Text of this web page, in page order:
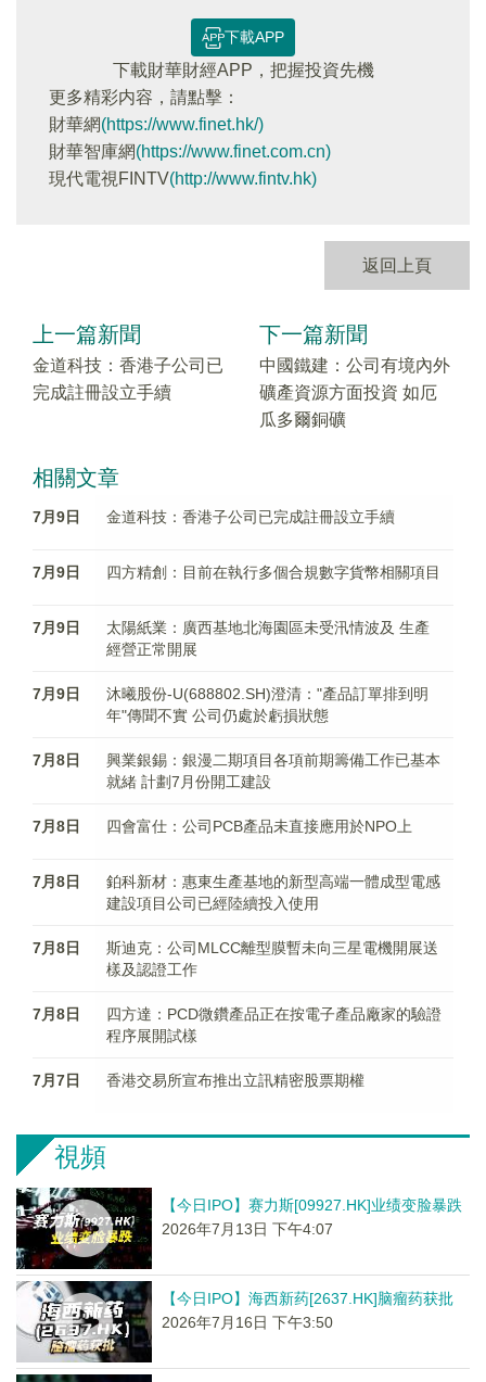
下載APP
下載財華財經APP，把握投資先機
更多精彩内容，請點擊：
財華網(https://www.finet.hk/)
財華智庫網(https://www.finet.com.cn)
現代電視FINTV(http://www.fintv.hk)
返回上頁
上一篇新聞
金道科技：香港子公司已
完成註冊設立手續
下一篇新聞
中國鐵建：公司有境內外
礦產資源方面投資 如厄
瓜多爾銅礦
相關文章
7月9日 金道科技：香港子公司已完成註冊設立手續
7月9日 四方精創：目前在執行多個合規數字貨幣相關項目
7月9日
太陽紙業：廣西基地北海園區未受汛情波及 生產
經營正常開展
7月9日
沐曦股份-U(688802.SH)澄清："產品訂單排到明
年"傳聞不實 公司仍處於虧損狀態
7月8日
興業銀錫：銀漫二期項目各項前期籌備工作已基本
就緒 計劃7月份開工建設
7月8日 四會富仕：公司PCB產品未直接應用於NPO上
7月8日
鉑科新材：惠東生產基地的新型高端一體成型電感
建設項目公司已經陸續投入使用
7月8日
斯迪克：公司MLCC離型膜暫未向三星電機開展送
樣及認證工作
7月8日
四方達：PCD微鑽產品正在按電子產品廠家的驗證
程序展開試樣
7月7日 香港交易所宣布推出立訊精密股票期權
視頻
【今日IPO】赛力斯[09927.HK]业绩变脸暴跌
2026年7月13日 下午4:07
【今日IPO】海西新药[2637.HK]脑瘤药获批
2026年7月16日 下午3:50